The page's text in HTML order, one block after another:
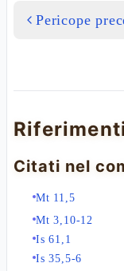
Pericope
Citati nel
Mt 11,5
Mt 3,10-12
Is 61,1
Is 35,5-6